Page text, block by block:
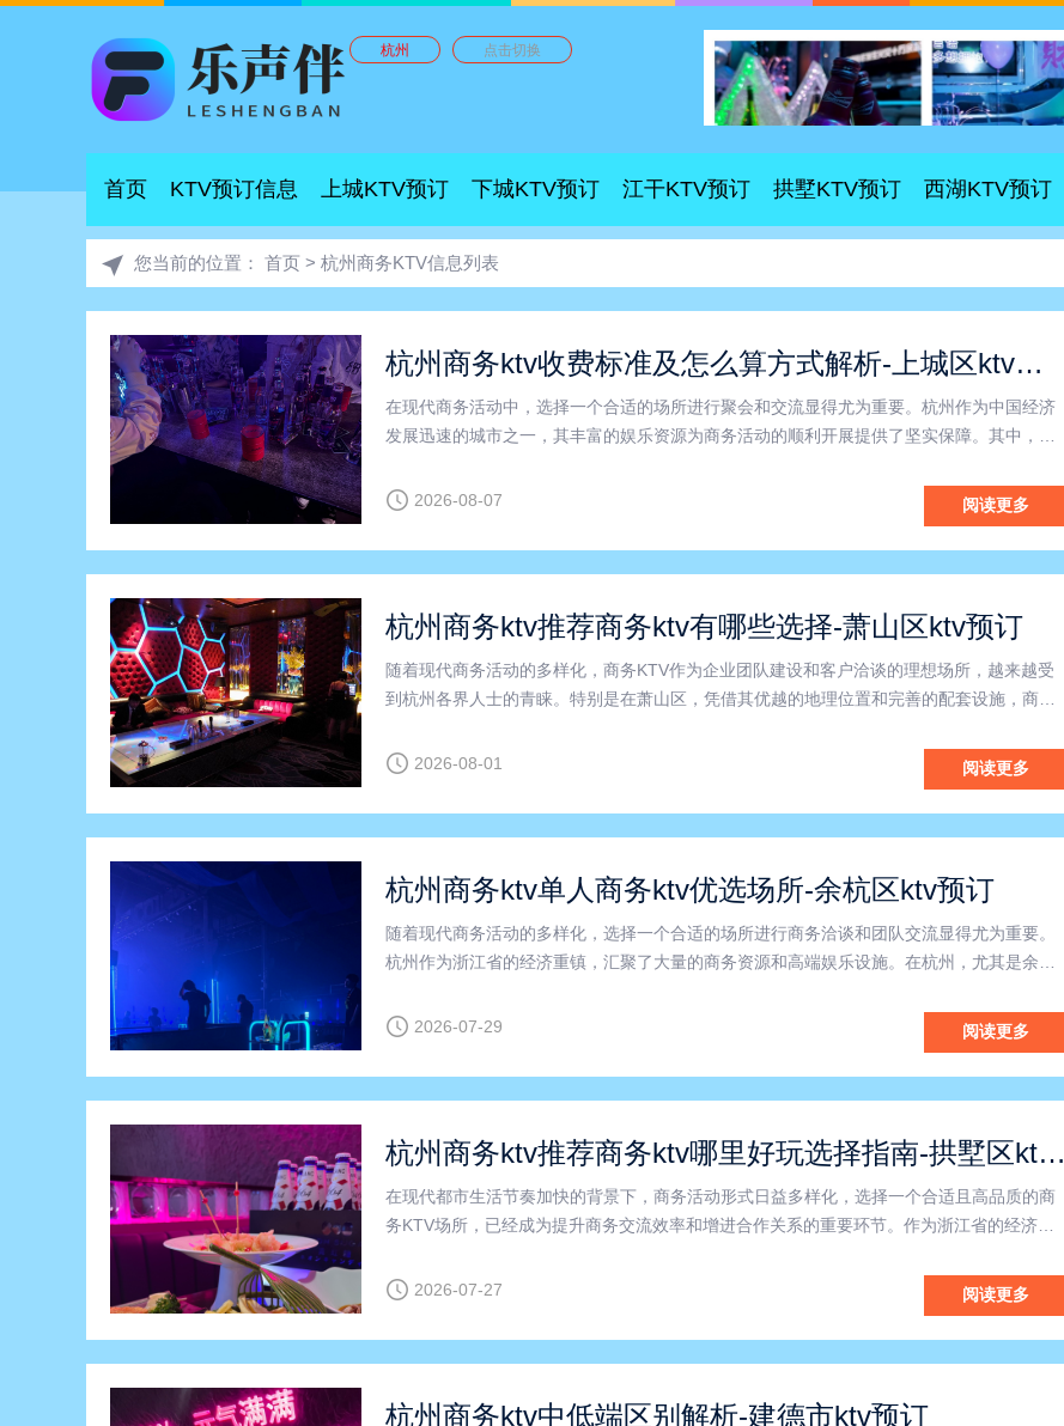
杭州 点击切换
首页 KTV预订信息 上城KTV预订 下城KTV预订 江干KTV预订 拱墅KTV预订 西湖KTV预订
您当前的位置： 首页 > 杭州商务KTV信息列表
杭州商务ktv收费标准及怎么算方式解析-上城区ktv预订
在现代商务活动中，选择一个合适的场所进行聚会和交流显得尤为重要。杭州作为中国经济
发展迅速的城市之一，其丰富的娱乐资源为商务活动的顺利开展提供了坚实保障。其中，上
商务KTV”、“上城区商务KTV”以及“商务KTV怎么算”三个关键词，探讨商
2026-08-07 阅读更多
杭州商务ktv推荐商务ktv有哪些选择-萧山区ktv预订
随着现代商务活动的多样化，商务KTV作为企业团队建设和客户洽谈的理想场所，越来越受
到杭州各界人士的青睐。特别是在萧山区，凭借其优越的地理位置和完善的配套设施，商务K
务KTV又具备哪些特色？本文将为您详细解析。首先，杭州商务KTV以其便利
2026-08-01 阅读更多
杭州商务ktv单人商务ktv优选场所-余杭区ktv预订
随着现代商务活动的多样化，选择一个合适的场所进行商务洽谈和团队交流显得尤为重要。
杭州作为浙江省的经济重镇，汇聚了大量的商务资源和高端娱乐设施。在杭州，尤其是余杭
绕“杭州商务ktv”、“余杭区商务ktv”以及“单人商务ktv”展开，带您了解这
2026-07-29 阅读更多
杭州商务ktv推荐商务ktv哪里好玩选择指南-拱墅区ktv预订
在现代都市生活节奏加快的背景下，商务活动形式日益多样化，选择一个合适且高品质的商
务KTV场所，已经成为提升商务交流效率和增进合作关系的重要环节。作为浙江省的经济重
特别是在拱墅区，商务KTV凭借优越的地理位置和卓越的服务体验，赢得了众多客户的
2026-07-27 阅读更多
杭州商务ktv中低端区别解析-建德市ktv预订